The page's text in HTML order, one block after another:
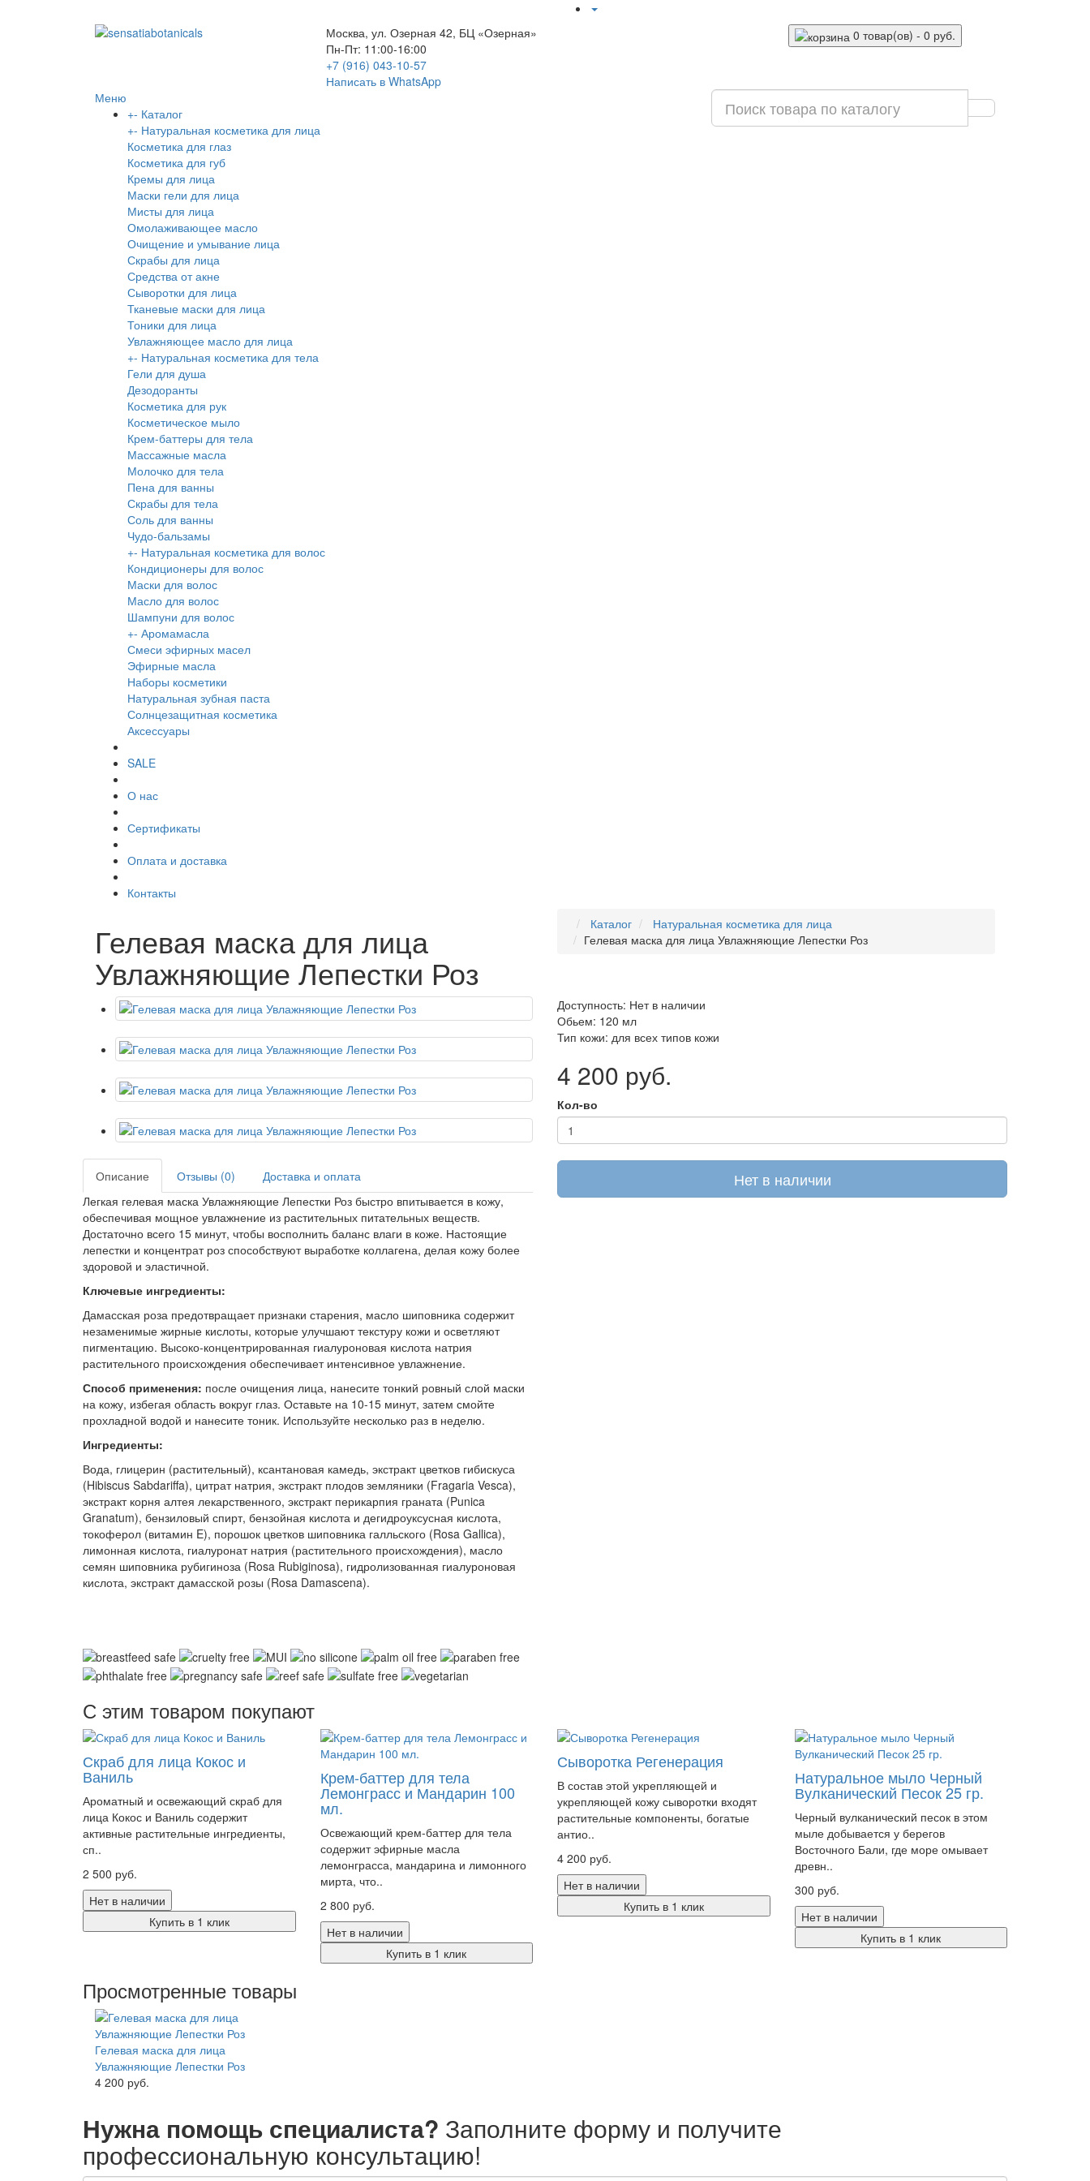
Москва, ул. Озерная 42, БЦ «Озерная»
Пн-Пт: 11:00-16:00
+7 (916) 043-10-57
Написать в WhatsApp
0 товар(ов) - 0 руб.
Меню
+- Каталог
+- Натуральная косметика для лица
Косметика для глаз
Косметика для губ
Кремы для лица
Маски гели для лица
Мисты для лица
Омолаживающее масло
Очищение и умывание лица
Скрабы для лица
Средства от акне
Сыворотки для лица
Тканевые маски для лица
Тоники для лица
Увлажняющее масло для лица
+- Натуральная косметика для тела
Гели для душа
Дезодоранты
Косметика для рук
Косметическое мыло
Крем-баттеры для тела
Массажные масла
Молочко для тела
Пена для ванны
Скрабы для тела
Соль для ванны
Чудо-бальзамы
+- Натуральная косметика для волос
Кондиционеры для волос
Маски для волос
Масло для волос
Шампуни для волос
+- Аромамасла
Смеси эфирных масел
Эфирные масла
Наборы косметики
Натуральная зубная паста
Солнцезащитная косметика
Аксессуары
SALE
О нас
Сертификаты
Оплата и доставка
Контакты
Гелевая маска для лица
Увлажняющие Лепестки Роз
Каталог
Натуральная косметика для лица
Гелевая маска для лица Увлажняющие Лепестки Роз
Описание Отзывы (0)
Доставка и оплата
Легкая гелевая маска Увлажняющие Лепестки Роз быстро впитывается в кожу,
обеспечивая мощное увлажнение из растительных питательных веществ.
Достаточно всего 15 минут, чтобы восполнить баланс влаги в коже. Настоящие
лепестки и концентрат роз способствуют выработке коллагена, делая кожу более
здоровой и эластичной.
Ключевые ингредиенты:
Дамасская роза предотвращает признаки старения, масло шиповника содержит
незаменимые жирные кислоты, которые улучшают текстуру кожи и осветляют
пигментацию. Высоко-концентрированная гиалуроновая кислота натрия
растительного происхождения обеспечивает интенсивное увлажнение.
Способ применения: после очищения лица, нанесите тонкий ровный слой маски
на кожу, избегая область вокруг глаз. Оставьте на 10-15 минут, затем смойте
прохладной водой и нанесите тоник. Используйте несколько раз в неделю.
Ингредиенты:
Вода, глицерин (растительный), ксантановая камедь, экстракт цветков гибискуса
(Hibiscus Sabdariffa), цитрат натрия, экстракт плодов земляники (Fragaria Vesca),
экстракт корня алтея лекарственного, экстракт перикарпия граната (Punica
Granatum), бензиловый спирт, бензойная кислота и дегидроуксусная кислота,
токоферол (витамин E), порошок цветков шиповника галльского (Rosa Gallica),
лимонная кислота, гиалуронат натрия (растительного происхождения), масло
семян шиповника рубигиноза (Rosa Rubiginosa), гидролизованная гиалуроновая
кислота, экстракт дамасской розы (Rosa Damascena).
Доступность: Нет в наличии
Обьем: 120 мл
Тип кожи: для всех типов кожи
4 200 руб.
Кол-во
Нет в наличии
С этим товаром покупают
Скраб для лица Кокос и
Ваниль
Ароматный и освежающий скраб для
лица Кокос и Ваниль содержит
активные растительные ингредиенты,
сп..
2 500 руб.
Нет в наличии
Купить в 1 клик
Крем-баттер для тела
Лемонграсс и Мандарин 100
мл.
Освежающий крем-баттер для тела
содержит эфирные масла
лемонграсса, мандарина и лимонного
мирта, что..
2 800 руб.
Нет в наличии
Купить в 1 клик
Сыворотка Регенерация
В состав этой укрепляющей и
укрепляющей кожу сыворотки входят
растительные компоненты, богатые
антио..
4 200 руб.
Нет в наличии
Купить в 1 клик
Натуральное мыло Черный
Вулканический Песок 25 гр.
Черный вулканический песок в этом
мыле добывается у берегов
Восточного Бали, где море омывает
древн..
300 руб.
Нет в наличии
Купить в 1 клик
Просмотренные товары
Гелевая маска для лица
Увлажняющие Лепестки Роз
4 200 руб.
Нужна помощь специалиста? Заполните форму и получите
профессиональную консультацию!